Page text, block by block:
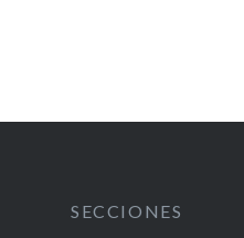
SECCIONES